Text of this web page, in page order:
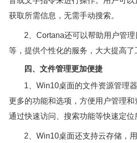
获取所需信息，无需手动搜索。
2、Cortana还可以帮助用户管
等，提供个性化的服务，大大提高了
四、文件管理更加便捷
1、Win10桌面的文件资源管理
更多的功能和选项，方便用户管理和
通过快速访问、搜索功能等快速定位
2、Win10桌面还支持云存储，